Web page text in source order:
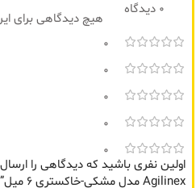
0 دیدگاه
0
0
0
0
0
هیچ دیدگاهی برای
اولین نفری باشید که دیدگاهی را
Agilinex مدل مشکی-خاکستری 6 میل”